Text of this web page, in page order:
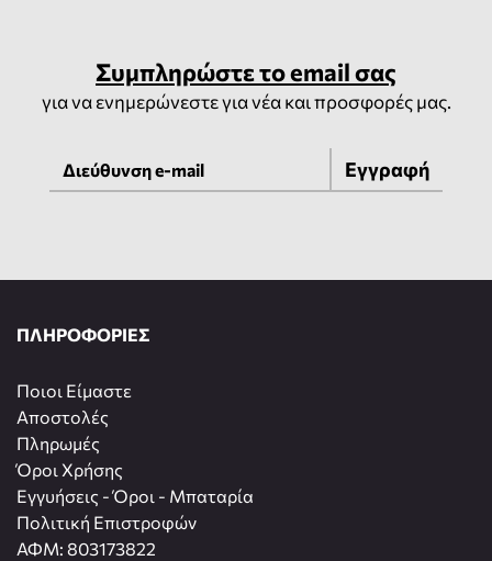
Συμπληρώστε το email σας
για να ενημερώνεστε για νέα και προσφορές μας.
Εγγραφή
ΠΛΗΡΟΦΟΡΙΕΣ
Ποιοι Είμαστε
Αποστολές
Πληρωμές
Όροι Χρήσης
Εγγυήσεις - Όροι - Μπαταρία
Πολιτική Επιστροφών
ΑΦΜ: 803173822